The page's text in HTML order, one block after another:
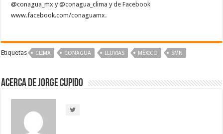
@conagua_mx y @conagua_clima y de Facebook
www.facebook.com/conaguamx.
Etiquetas CLIMA CONAGUA LLUVIAS MÉXICO SMN
Acerca de Jorge Cupido